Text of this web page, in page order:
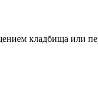
кладбища или